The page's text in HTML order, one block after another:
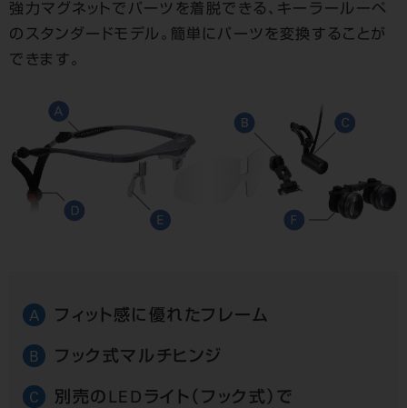
強力マグネットでパーツを着脱できる、キーラールーペ
のスタンダードモデル。簡単にパーツを変換することが
できます。
A フィット感に優れたフレーム
B フック式マルチヒンジ
C
別売のLEDライト（フック式）で